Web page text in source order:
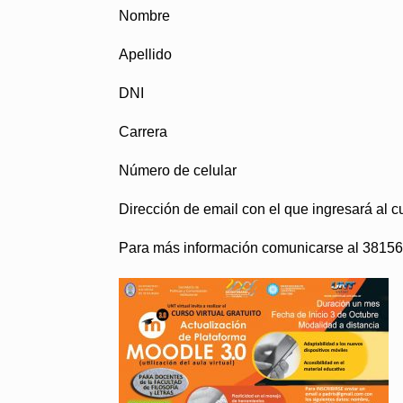
Nombre
Apellido
DNI
Carrera
Número de celular
Dirección de email con el que ingresará al
Para más información comunicarse al